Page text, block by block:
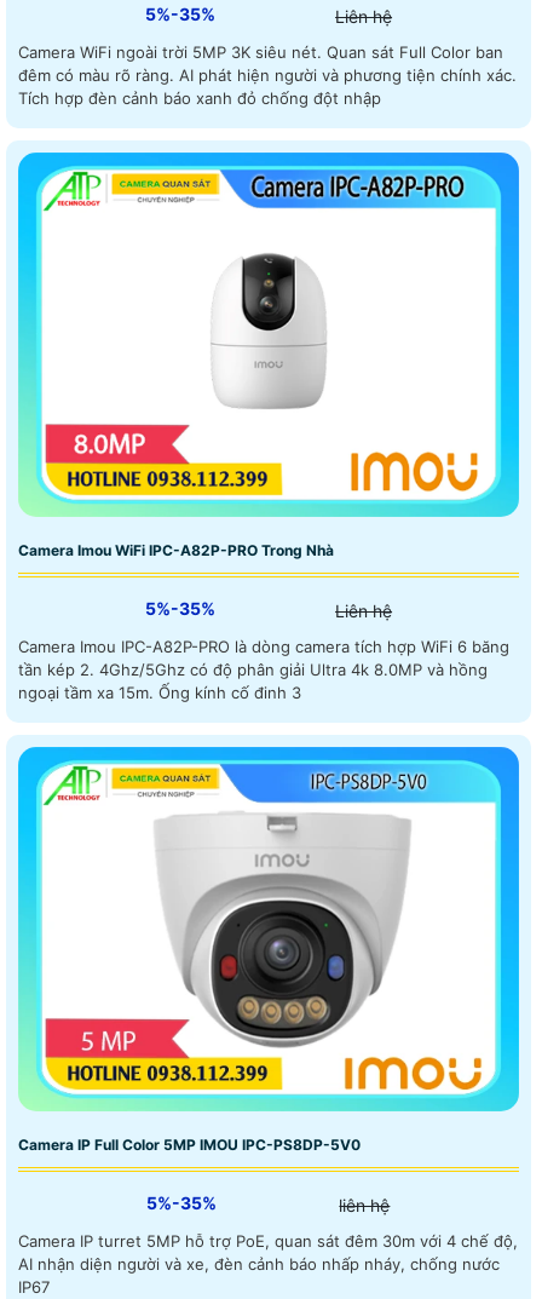
5%-35% Liên hệ
Camera WiFi ngoài trời 5MP 3K siêu nét. Quan sát Full Color ban
đêm có màu rõ ràng. AI phát hiện người và phương tiện chính xác.
Tích hợp đèn cảnh báo xanh đỏ chống đột nhập
Camera Imou WiFi IPC-A82P-PRO Trong Nhà
5%-35% Liên hệ
Camera Imou IPC-A82P-PRO là dòng camera tích hợp WiFi 6 băng
tần kép 2. 4Ghz/5Ghz có độ phân giải Ultra 4k 8.0MP và hồng
ngoại tầm xa 15m. Ống kính cố đinh 3
Camera IP Full Color 5MP IMOU IPC-PS8DP-5V0
5%-35% liên hệ
Camera IP turret 5MP hỗ trợ PoE, quan sát đêm 30m với 4 chế độ,
AI nhận diện người và xe, đèn cảnh báo nhấp nháy, chống nước
IP67